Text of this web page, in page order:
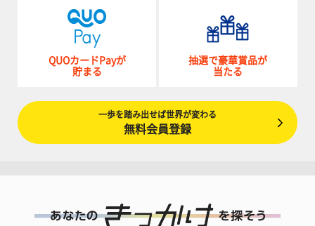
QUOカードPayが
貯まる
抽選で豪華賞品が
当たる
一歩を踏み出せば世界が変わる
無料会員登録